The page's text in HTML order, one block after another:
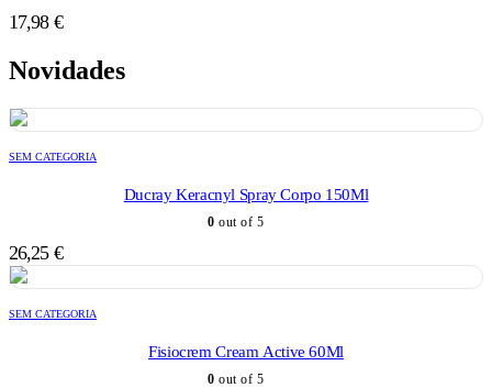
17,98 €
Novidades
SEM CATEGORIA
Ducray Keracnyl Spray Corpo 150Ml
0 out of 5
26,25 €
SEM CATEGORIA
Fisiocrem Cream Active 60Ml
0 out of 5